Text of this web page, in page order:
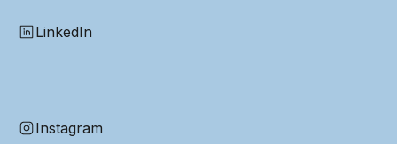
LinkedIn
Instagram